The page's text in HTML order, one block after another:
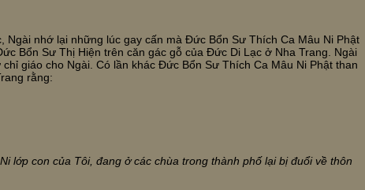
nhớ lại những lúc gay cấn mà Đức Bổn Sư Thích Ca Mâu Ni Phật
Bổn Sư Thị Hiện trên căn gác gỗ của Đức Di Lạc ở Nha Trang. Ngài
giáo cho Ngài. Có lần khác Đức Bổn Sư Thích Ca Mâu Ni Phật than
rằng:
lớp con của Tôi, đang ở các chùa trong thành phố lại bị đuổi về thôn